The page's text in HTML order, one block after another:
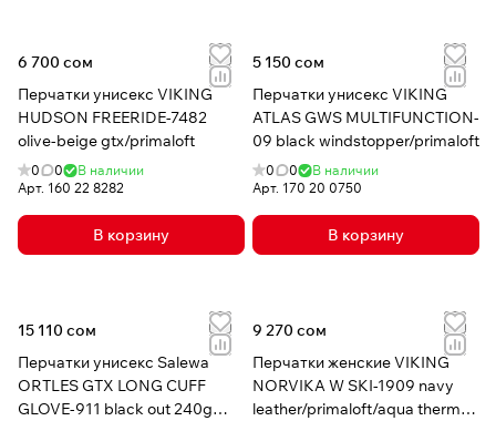
6 700 сом
Перчатки унисекс VIKING
HUDSON FREERIDE-7482
olive-beige gtx/primaloft
0 0
В наличии
Арт. 160 22 8282
В корзину
5 150 сом
Перчатки унисекс VIKING
ATLAS GWS MULTIFUNCTION-
09 black windstopper/primaloft
0 0
В наличии
Арт. 170 20 0750
В корзину
15 110 сом
Перчатки унисекс Salewa
ORTLES GTX LONG CUFF
GLOVE-911 black out 240g
9 270 сом
Перчатки женские VIKING
NORVIKA W SKI-1909 navy
leather/primaloft/aqua thermo